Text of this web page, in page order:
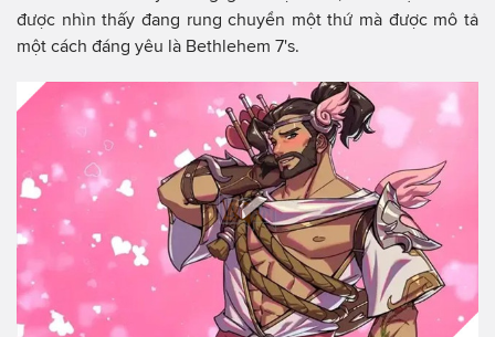
được nhìn thấy đang rung chuyển một thứ mà được mô tả
một cách đáng yêu là Bethlehem 7's.